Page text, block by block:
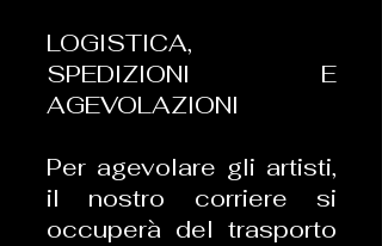
LOGISTICA,
SPEDIZIONI E
AGEVOLAZIONI
Per agevolare gli artisti,
il nostro corriere si
occuperà del trasporto